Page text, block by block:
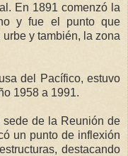
En 1891 comenzó la
y fue el punto que
y también, la zona
del Pacífico, estuvo
1958 a 1991.
de la Reunión de
un punto de inflexión
destacando